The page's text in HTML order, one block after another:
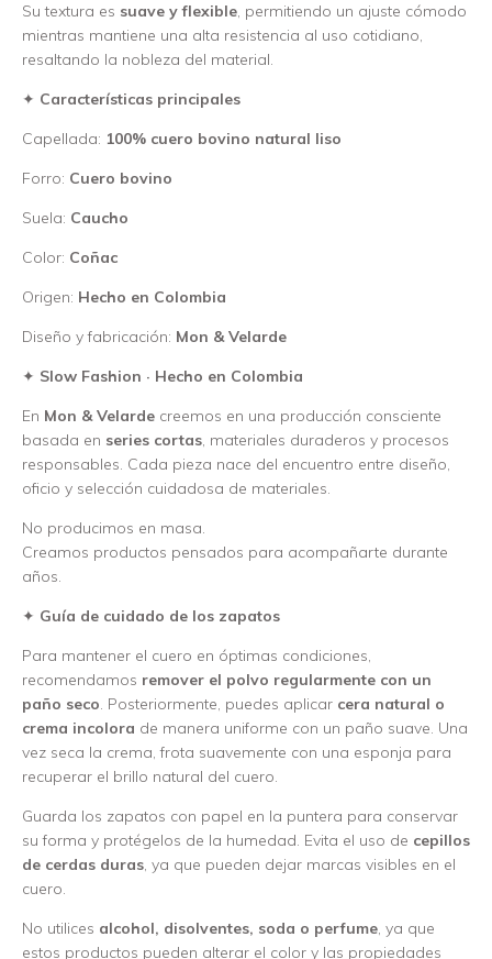
Su textura es suave y flexible, permitiendo un ajuste cómodo
mientras mantiene una alta resistencia al uso cotidiano,
resaltando la nobleza del material.
✦ Características principales
Capellada: 100% cuero bovino natural liso
Forro: Cuero bovino
Suela: Caucho
Color: Coñac
Origen: Hecho en Colombia
Diseño y fabricación: Mon & Velarde
✦ Slow Fashion · Hecho en Colombia
En Mon & Velarde creemos en una producción consciente
basada en series cortas, materiales duraderos y procesos
responsables. Cada pieza nace del encuentro entre diseño,
oficio y selección cuidadosa de materiales.
No producimos en masa.
Creamos productos pensados para acompañarte durante
años.
✦ Guía de cuidado de los zapatos
Para mantener el cuero en óptimas condiciones,
recomendamos remover el polvo regularmente con un
paño seco. Posteriormente, puedes aplicar cera natural o
crema incolora de manera uniforme con un paño suave. Una
vez seca la crema, frota suavemente con una esponja para
recuperar el brillo natural del cuero.
Guarda los zapatos con papel en la puntera para conservar
su forma y protégelos de la humedad. Evita el uso de cepillos
de cerdas duras, ya que pueden dejar marcas visibles en el
cuero.
No utilices alcohol, disolventes, soda o perfume, ya que
estos productos pueden alterar el color y las propiedades